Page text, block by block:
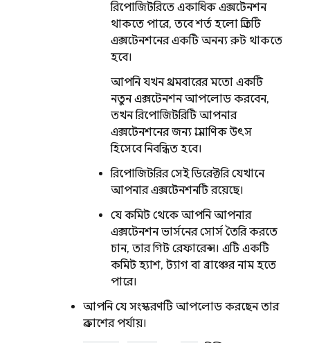
রিপোজিটরিতে একাধিক এক্সটেনশন
থাকতে পারে, তবে শর্ত হলো প্রতিটি
এক্সটেনশনের একটি অনন্য রুট থাকতে
হবে।
আপনি যখন প্রথমবারের মতো একটি
নতুন এক্সটেনশন আপলোড করবেন,
তখন রিপোজিটরিটি আপনার
এক্সটেনশনের জন্য প্রামাণিক উৎস
হিসেবে নিবন্ধিত হবে।
রিপোজিটরির সেই ডিরেক্টরি যেখানে
আপনার এক্সটেনশনটি রয়েছে।
যে কমিট থেকে আপনি আপনার
এক্সটেনশন ভার্সনের সোর্স তৈরি করতে
চান, তার গিট রেফারেন্স। এটি একটি
কমিট হ্যাশ, ট্যাগ বা ব্রাঞ্চের নাম হতে
পারে।
আপনি যে সংস্করণটি আপলোড করছেন তার
প্রকাশের পর্যায়।